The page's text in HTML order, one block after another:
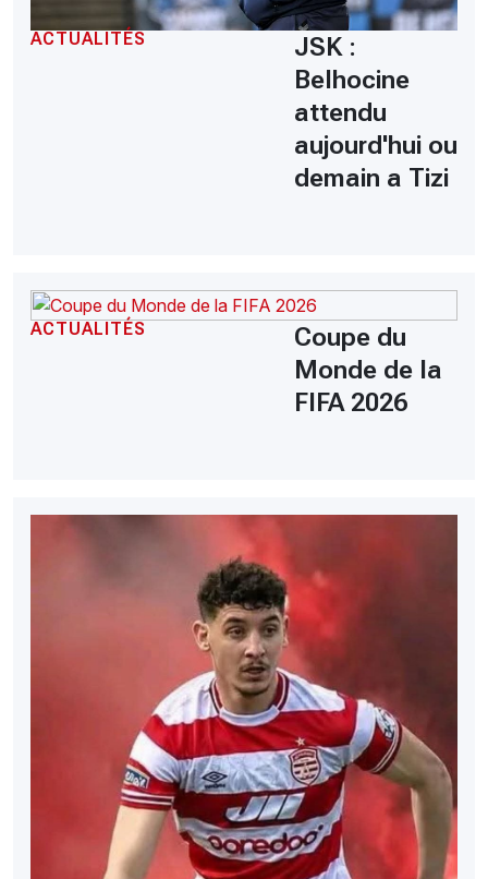
ACTUALITÉS
JSK :
Belhocine
attendu
aujourd'hui ou
demain a Tizi
ACTUALITÉS
Coupe du
Monde de la
FIFA 2026